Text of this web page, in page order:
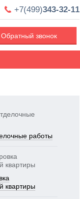
Обратный звонок
+7(499)343-32-11
работы
квартиры